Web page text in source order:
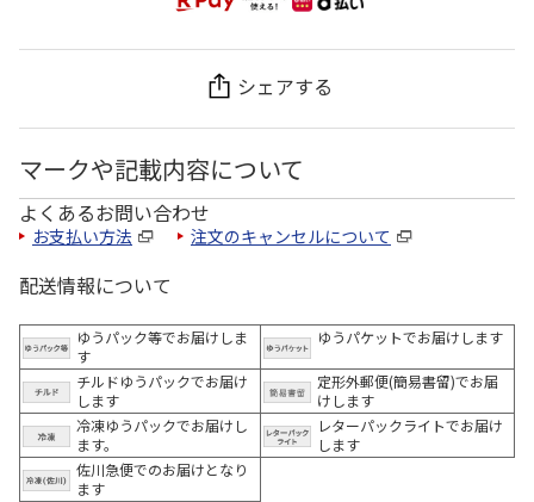
シェアする
マークや記載内容について
よくあるお問い合わせ
お支払い方法 注文のキャンセルについて
配送情報について
ゆうパック等でお届けしま
す
ゆうパケットでお届けします
チルドゆうパックでお届け
します
定形外郵便(簡易書留)でお届
けします
冷凍ゆうパックでお届けし
ます。
レターパックライトでお届け
します
佐川急便でのお届けとなり
ます